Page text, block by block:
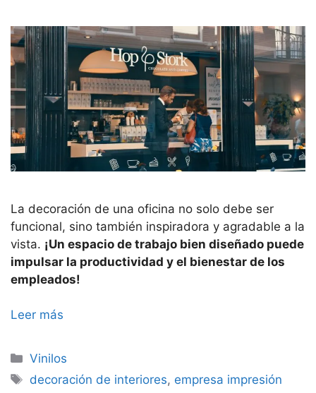
La decoración de una oficina no solo debe ser
funcional, sino también inspiradora y agradable a la
vista. ¡Un espacio de trabajo bien diseñado puede
impulsar la productividad y el bienestar de los
empleados!
Leer más
Categorías
Vinilos
Etiquetas
decoración de interiores, empresa impresión